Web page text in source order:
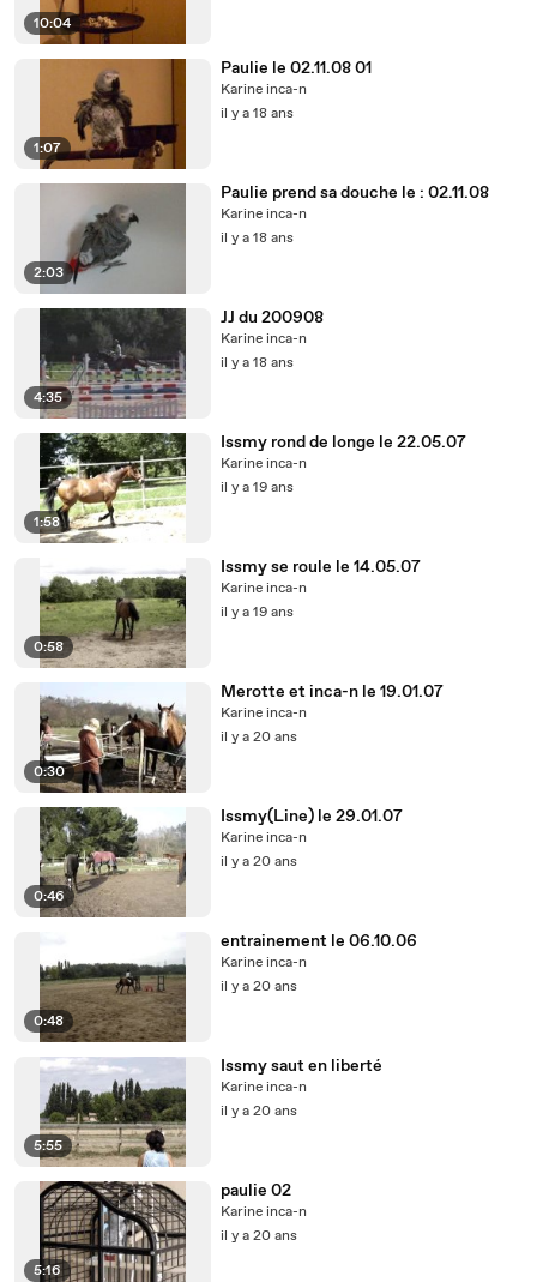
10:04
1:07
Paulie le 02.11.08 01
Karine inca-n
il y a 18 ans
2:03
Paulie prend sa douche le : 02.11.08
Karine inca-n
il y a 18 ans
4:35
JJ du 200908
Karine inca-n
il y a 18 ans
1:58
Issmy rond de longe le 22.05.07
Karine inca-n
il y a 19 ans
0:58
Issmy se roule le 14.05.07
Karine inca-n
il y a 19 ans
0:30
Merotte et inca-n le 19.01.07
Karine inca-n
il y a 20 ans
0:46
Issmy(Line) le 29.01.07
Karine inca-n
il y a 20 ans
0:48
entrainement le 06.10.06
Karine inca-n
il y a 20 ans
5:55
Issmy saut en liberté
Karine inca-n
il y a 20 ans
5:16
paulie 02
Karine inca-n
il y a 20 ans